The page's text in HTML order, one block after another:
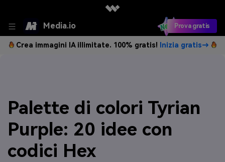
Media.io Prova gratis
Crea immagini IA illimitate. 100% gratis! Inizia gratis→
Palette di colori Tyrian
Purple: 20 idee con
codici Hex